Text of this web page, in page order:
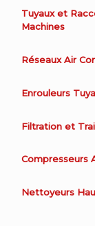
Tuyaux et
Machines
Réseaux Air
Enrouleurs
Filtration et
Compresseurs
Nettoyeurs